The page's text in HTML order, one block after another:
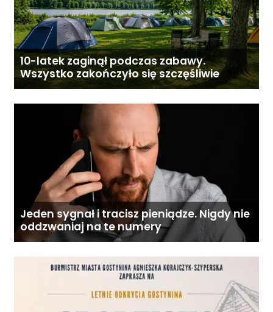
10-latek zaginął podczas zabawy.
Wszystko zakończyło się szczęśliwie
Jeden sygnał i tracisz pieniądze. Nigdy nie
oddzwaniaj na te numery